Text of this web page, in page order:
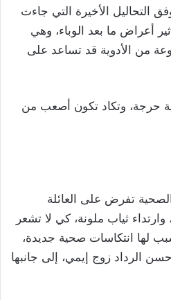
التحاليل الأخيرة التي جاءت
أعراض ما بعد الوباء، وهي
من الأدوية قد تساعد على
حرجة، وتكاد تكون أصعب من
تفرض على العائلة
ثياب ملونة، كي لا تشعر
لها انتكاسات صحية جديدة،
الرداد زوج إيمي، إلى جانبها